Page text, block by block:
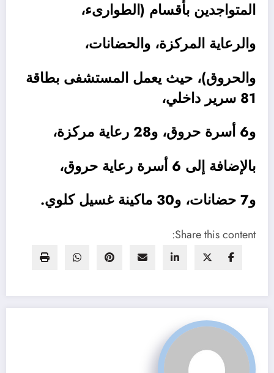
المتواجدين بأقسام (الطوارىء،
والرعاية المركزة، والحضانات،
والحروق)، حيث يعمل المستشفى بطاقة
81 سرير داخلي،
و6 أسرة حروق، و28 رعاية مركزة،
بالإضافة إلى 6 أسرة رعاية حروق،
و7 حضانات، و30 ماكينة غسيل كلوي.
Share this content: